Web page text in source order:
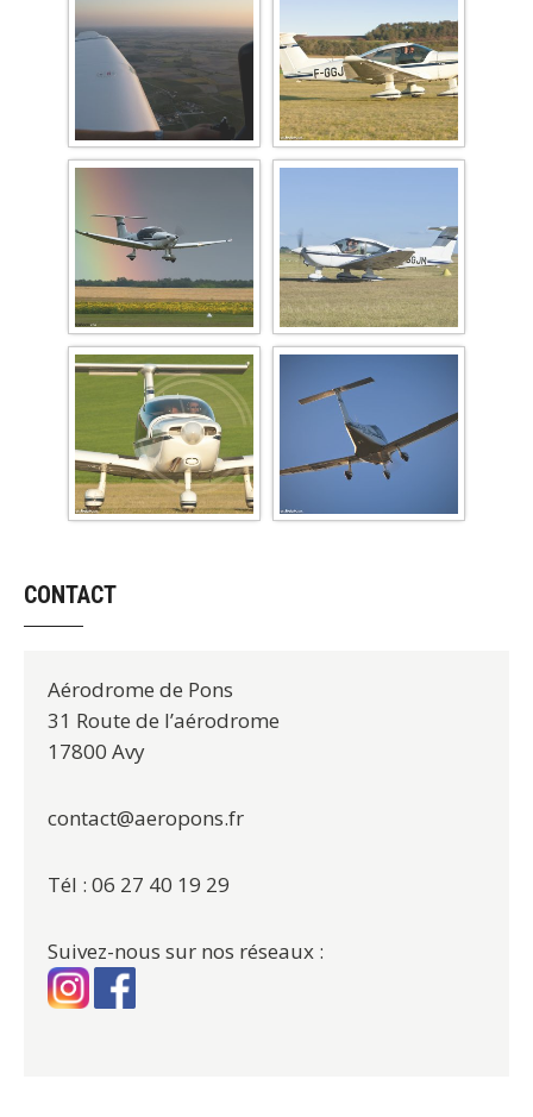
CONTACT
Aérodrome de Pons
31 Route de l’aérodrome
17800 Avy
contact@aeropons.fr
Tél : 06 27 40 19 29
Suivez-nous sur nos réseaux :